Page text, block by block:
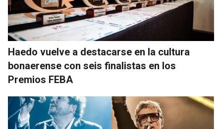
Haedo vuelve a destacarse en la cultura
bonaerense con seis finalistas en los
Premios FEBA